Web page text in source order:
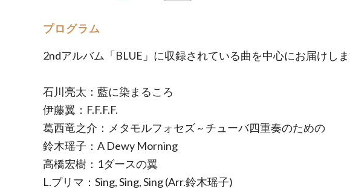
プログラム
2ndアルバム「BLUE」に収録されている曲を中心にお届けしま
石川亮太：藍に染まるころ
伊藤翼：F.F.F.F.
葛西竜之介：メタモルフォセズ ~ チューバ四重奏のための
鈴木瑶子：A Dewy Morning
高橋宏樹：1ダースの翼
L.プリマ：Sing, Sing, Sing (Arr.鈴木瑶子)